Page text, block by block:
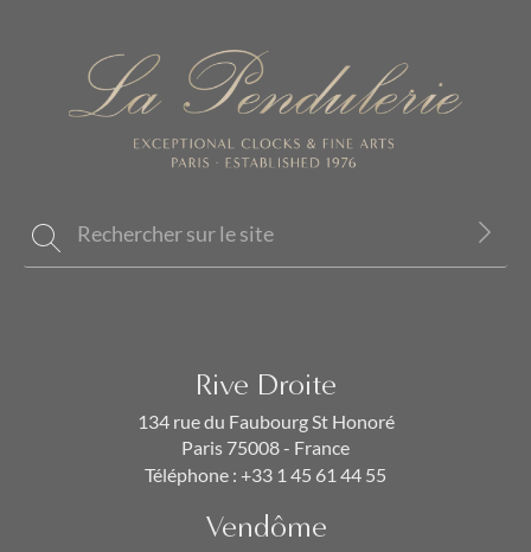
Rive Droite
134 rue du Faubourg St Honoré
Paris 75008 - France
Téléphone : +33 1 45 61 44 55
Vendôme